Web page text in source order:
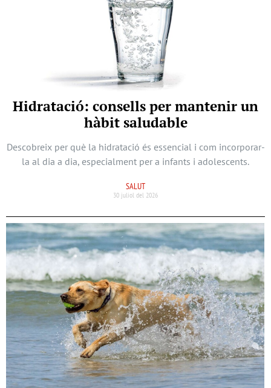
Hidratació: consells per mantenir un
hàbit saludable
Descobreix per què la hidratació és essencial i com incorporar-
la al dia a dia, especialment per a infants i adolescents.
SALUT
30 juliol del 2026